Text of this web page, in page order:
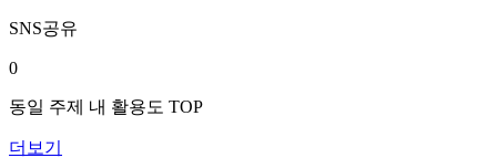
SNS공유
0
동일 주제 내 활용도 TOP
더보기